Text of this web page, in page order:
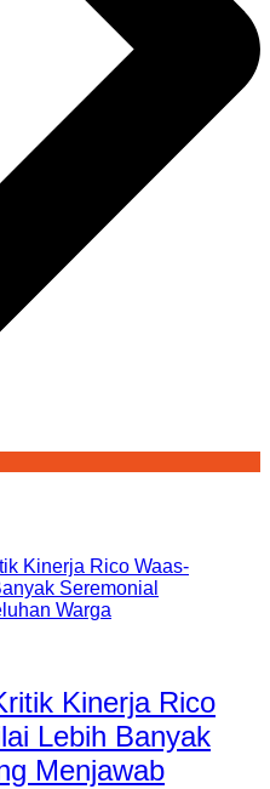
Kinerja Rico
Lebih Banyak
Menjawab